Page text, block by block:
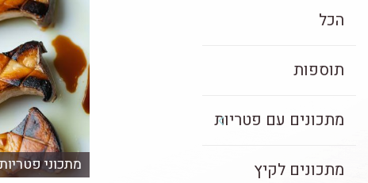
הכל
תוספות
מתכונים עם פטריות
מתכונים לקיץ מתכוני